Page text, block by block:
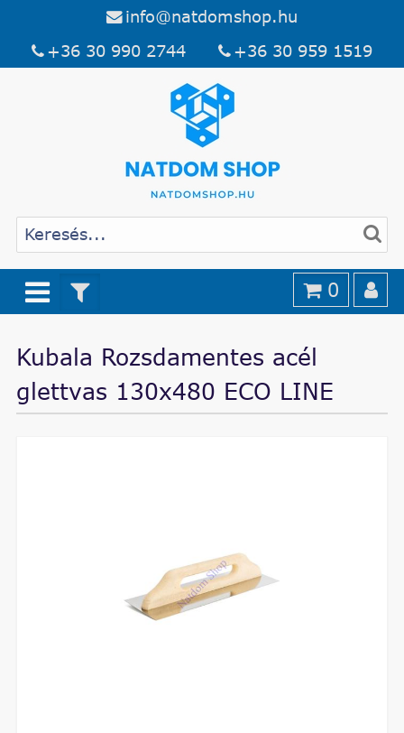
info@natdomshop.hu
+36 30 990 2744
+36 30 959 1519
0
Kubala Rozsdamentes acél
glettvas 130x480 ECO LINE